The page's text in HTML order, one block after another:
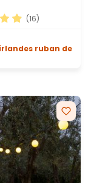
de 4.88 sur
(16)
ruban de